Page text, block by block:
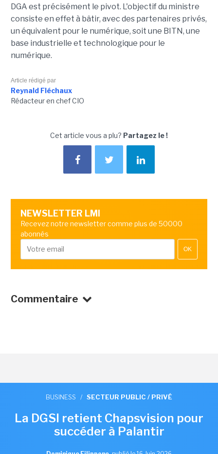
DGA est précisément le pivot. L'objectif du ministre
consiste en effet à bâtir, avec des partenaires privés,
un équivalent pour le numérique, soit une BITN, une
base industrielle et technologique pour le
numérique.
Article rédigé par
Reynald Fléchaux
Rédacteur en chef CIO
Cet article vous a plu? Partagez le !
NEWSLETTER LMI
Recevez notre newsletter comme plus de 50000
abonnés
OK
Commentaire
BUSINESS / SECTEUR PUBLIC / PRIVÉ
La DGSI retient Chapsvision pour
succéder à Palantir